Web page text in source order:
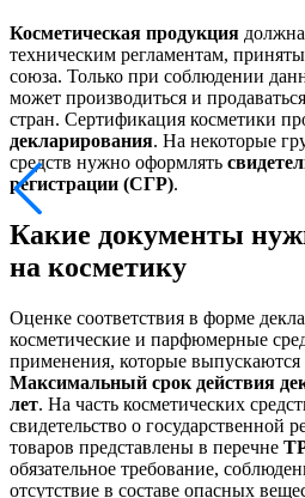
Косметическая продукция должна
техническим регламентам,
союза. Только при соблюдении
может производиться и
стран. Сертификация косметики
декларирования. На некоторые
средств нужно оформлять
регистрации (СГР).
Какие документы
на косметику
Оценке соответствия в форме
косметические и парфюмерные
применения, которые выпускаются
Максимальный срок действия
лет. На часть косметических
свидетельство о государственной
товаров представлены в перечне
обязательное требование,
отсутствие в составе опасных